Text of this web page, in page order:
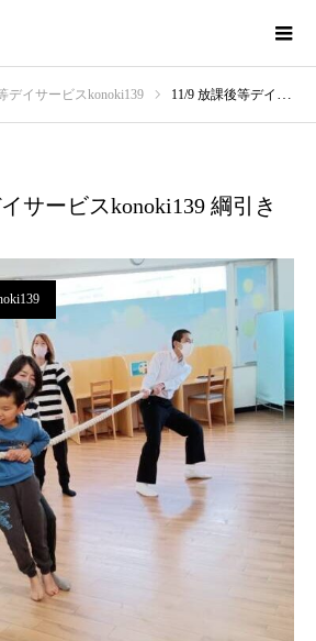
デイサービスkonoki139 11/9 放課後等デイサービスkonoki139 綱引き
サービスkonoki139 綱引き